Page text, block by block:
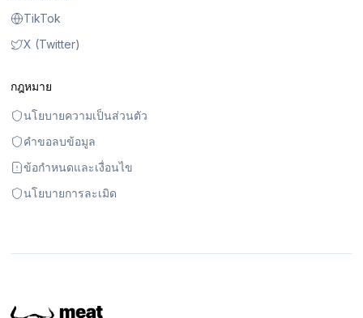
TikTok
X (Twitter)
กฎหมาย
นโยบายความเป็นส่วนตัว
คำขอลบข้อมูล
ข้อกำหนดและเงื่อนไข
นโยบายการละเมิด